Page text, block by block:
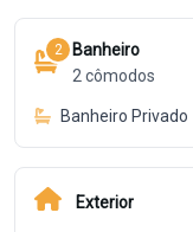
2
Banheiro
2cômodos
Banheiro Privado
Exterior